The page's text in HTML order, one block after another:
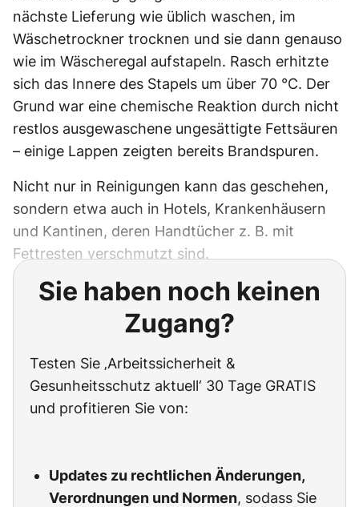
nächste Lieferung wie üblich waschen, im
Wäschetrockner trocknen und sie dann genauso
wie im Wäscheregal aufstapeln. Rasch erhitzte
sich das Innere des Stapels um über 70 °C. Der
Grund war eine chemische Reaktion durch nicht
restlos ausgewaschene ungesättigte Fettsäuren
– einige Lappen zeigten bereits Brandspuren.
Nicht nur in Reinigungen kann das geschehen,
sondern etwa auch in Hotels, Krankenhäusern
und Kantinen, deren Handtücher z. B. mit
Fettresten verschmutzt sind.
Sie haben noch keinen
Zugang?
Testen Sie ‚Arbeitssicherheit &
Gesunheitsschutz aktuell‘ 30 Tage GRATIS
und profitieren Sie von:
Updates zu rechtlichen Änderungen,
Verordnungen und Normen, sodass Sie